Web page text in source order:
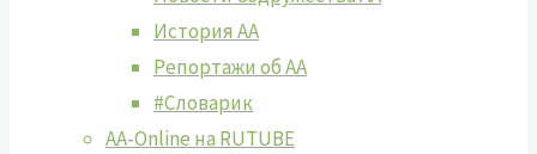
История АА
Репортажи об АА
#Словарик
AA-Online на RUTUBE